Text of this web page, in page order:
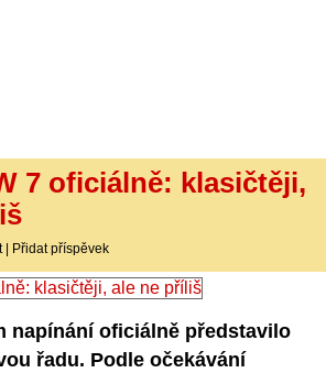
7 oficiálně: klasičtěji,
| Přidat příspěvek
napínání oficiálně představilo
řadu. Podle očekávání